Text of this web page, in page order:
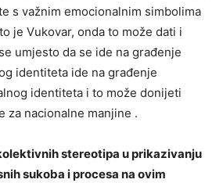
s važnim emocionalnim simbolima
je Vukovar, onda to može dati i
umjesto da se ide na građenje
identiteta ide na građenje
identiteta i to može donijeti
za nacionalne manjine .
stereotipa u prikazivanju
sukoba i procesa na ovim